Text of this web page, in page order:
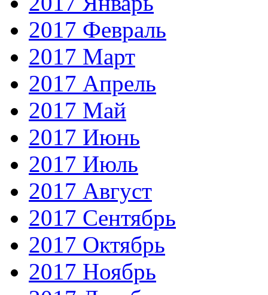
2017 Февраль
2017 Март
2017 Апрель
2017 Май
2017 Июнь
2017 Июль
2017 Август
2017 Сентябрь
2017 Октябрь
2017 Ноябрь